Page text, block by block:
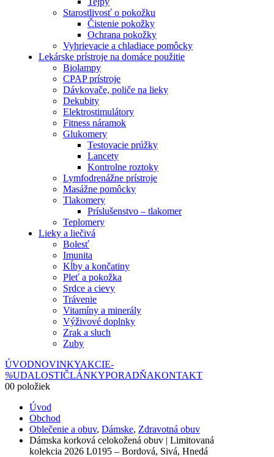
Starostlivosť o pokožku
Čistenie pokožky
Ochrana pokožky
Vyhrievacie a chladiace pomôcky
Lekárske prístroje na domáce použitie
Biolampy
CPAP prístroje
Dávkovače, poliče na lieky
Dekubity
Elektrostimulátory
Fitness náramok
Glukomery
Testovacie prúžky
Lancety
Kontrolne roztoky
Lymfodrenážne prístroje
Masážne pomôcky
Tlakomery
Príslušenstvo – tlakomer
Teplomery
Lieky a liečivá
Bolesť
Imunita
Kĺby a končatiny
Pleť a pokožka
Srdce a cievy
Trávenie
Vitamíny a minerály
Výživové doplnky
Zrak a sluch
Zuby
ÚVODNOVINKYAKCIE-
%UDALOSTIČLÁNKYPORADŇAKONTAKT
00 položiek
Úvod
Obchod
Oblečenie a obuv, Dámske, Zdravotná obuv
Dámska korková celokožená obuv | Limitovaná
kolekcia 2026 L0195 – Bordová, Sivá, Hnedá